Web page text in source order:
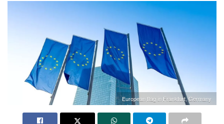
European flag in Frankfurt, Germany